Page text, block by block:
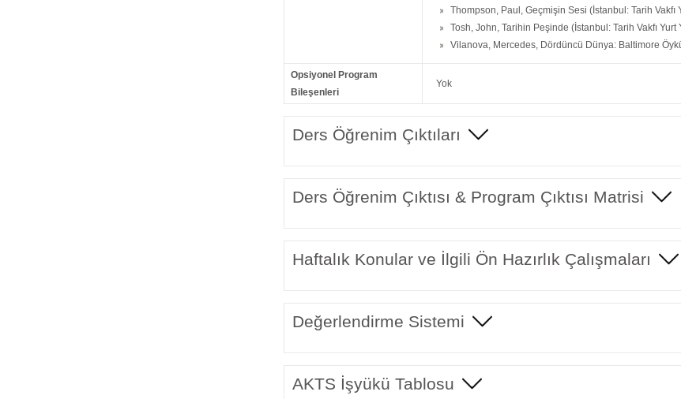
Thompson, Paul, Geçmişin Sesi (İstanbul: Tarih Vakfı
Tosh, John, Tarihin Peşinde (İstanbul: Tarih Vakfı Yurt
Vilanova, Mercedes, Dördüncü Dünya: Baltimore
Opsiyonel Program
Bileşenleri
Yok
Ders Öğrenim Çıktıları
Ders Öğrenim Çıktısı & Program Çıktısı Matrisi
Haftalık Konular ve İlgili Ön Hazırlık Çalışmaları
Değerlendirme Sistemi
AKTS İşyükü Tablosu